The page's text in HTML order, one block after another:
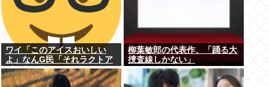
ワイ「このアイスおいしい
よ」なんG民「それラクトア
イスじゃん」
柳葉敏郎の代表作、「踊る大
捜査線しかない」